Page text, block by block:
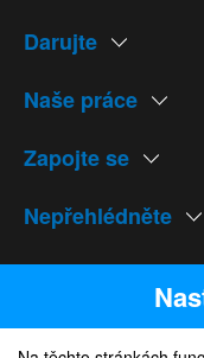
Darujte
Naše práce
Zapojte se
Nepřehlédněte
Naše weby